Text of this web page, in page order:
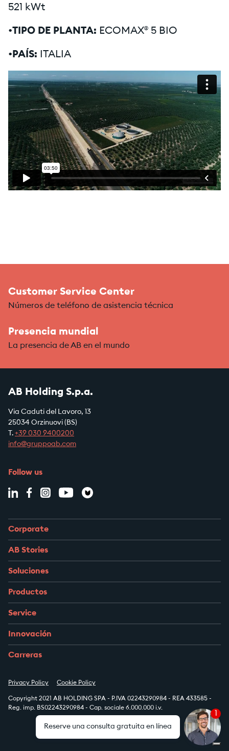
521 kWt
•TIPO DE PLANTA: ECOMAX® 5 BIO
•PAÍS: ITALIA
Customer Service Center
Números de teléfono de asistencia técnica
Presencia mundial
La presencia de AB en el mundo
AB Holding S.p.a.
Via Caduti del Lavoro, 13
25034 Orzinuovi (BS)
T. +39 030 9400200
info@gruppoab.com
Follow us
Corporate
AB Stories
Soluciones
Productos
Service
Innovación
Carreras
Privacy Policy Cookie Policy
Copyright 2021 AB HOLDING SPA - P.IVA 02243290984 - REA 433585 -
Reg. imp. BS02243290984 - Cap. sociale 6.000.000 i.v.
Reserve una consulta gratuita en línea